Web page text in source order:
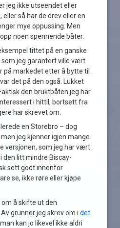
jeg ikke utseendet eller
så har de drev eller en
mye oppussing. Men
noen spennende båter.
tittet på en ganske
jeg garantert ville vært
på markedet etter å bytte til
det på den også. Lukket
den bruktbåten jeg har
i hittil, bortsett fra
har skrevet om.
en Storebro – dog
jeg kjenner igjen mange
versjonen, som jeg har vært
den litt mindre Biscay-
sett godt innenfor
se, ikke røre eller kjøpe
å skifte ut den
grunner jeg skrev om idet
man kan jo likevel ikke aldri